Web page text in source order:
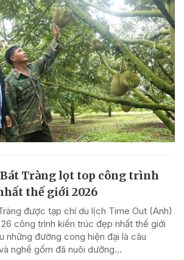
Tràng lọt top công trình
thế giới 2026
được tạp chí du lịch Time Out (Anh)
công trình kiến trúc đẹp nhất thế giới
những đường cong hiện đại là câu
nghề gốm đã nuôi dưỡng...